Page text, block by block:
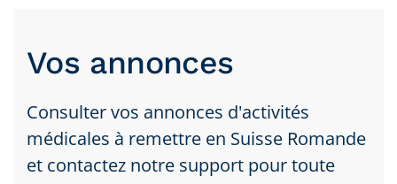
Vos annonces
Consulter vos annonces d'activités
médicales à remettre en Suisse Romande
et contactez notre support pour toute